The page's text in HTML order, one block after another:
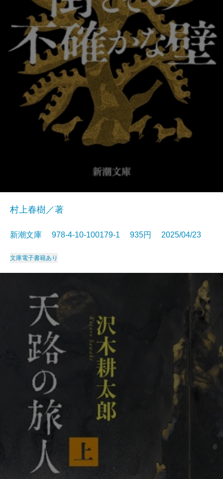
村上春樹／著
新潮文庫 978-4-10-100179-1 935円 2025/04/23
文庫電子書籍あり